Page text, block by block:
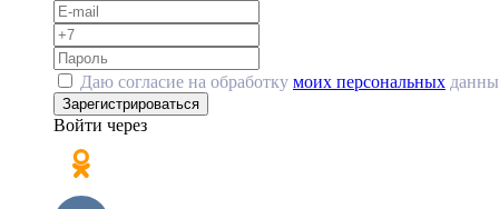
Даю согласие на обработку моих персональных
Зарегистрироваться
Войти через